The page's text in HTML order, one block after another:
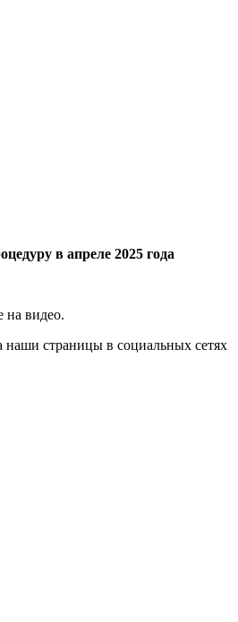
в апреле 2025 года
на видео.
страницы в социальных сетях